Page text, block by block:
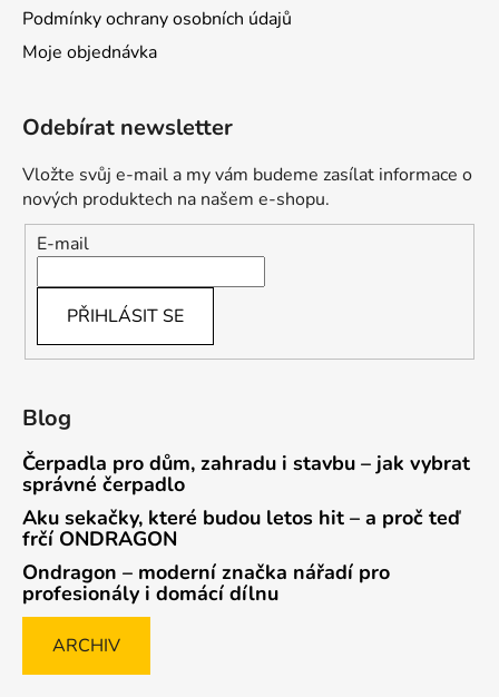
Podmínky ochrany osobních údajů
Moje objednávka
Odebírat newsletter
Vložte svůj e-mail a my vám budeme zasílat informace o
nových produktech na našem e-shopu.
E-mail
PŘIHLÁSIT SE
Blog
Čerpadla pro dům, zahradu i stavbu – jak vybrat
správné čerpadlo
Aku sekačky, které budou letos hit – a proč teď
frčí ONDRAGON
Ondragon – moderní značka nářadí pro
profesionály i domácí dílnu
ARCHIV